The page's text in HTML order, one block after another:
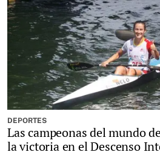
DEPORTES
Las campeonas del mundo
la victoria en el Descenso